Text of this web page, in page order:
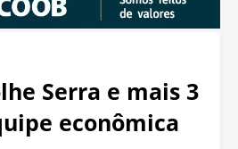
Serra e mais 3
econômica